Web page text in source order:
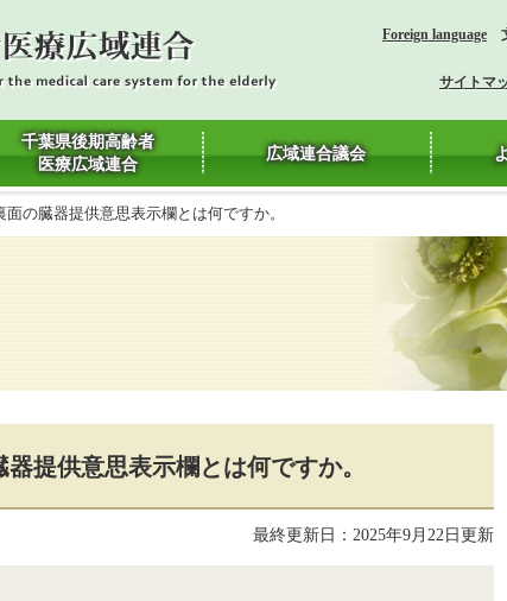
Foreign language
サイトマ
千葉県後期高齢者
医療広域連合
広域連合議会
面の臓器提供意思表示欄とは何ですか。
提供意思表示欄とは何ですか。
最終更新日：2025年9月22日更新